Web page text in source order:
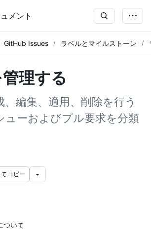
メント
GitHub Issues ラベルとマイルストーン
理する
編集、適用、削除を行う
ューおよびプル要求を分類
コピー
ついて